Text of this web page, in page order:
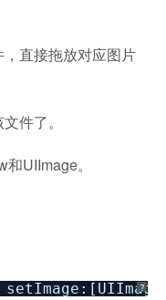
直接拖放对应图片
件了。
UIImage。
?